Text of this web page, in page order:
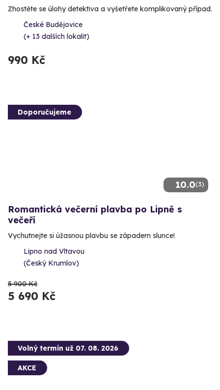
Zhostěte se úlohy detektiva a vyšetřete komplikovaný případ.
České Budějovice
(+ 13 dalších lokalit)
990 Kč
10.0(3)
Doporučujeme
Romantická večerní plavba po Lipně s
večeří
Vychutnejte si úžasnou plavbu se západem slunce!
Lipno nad Vltavou
(Český Krumlov)
5 900 Kč
5 690 Kč
Volný termín už 07. 08. 2026
AKCE